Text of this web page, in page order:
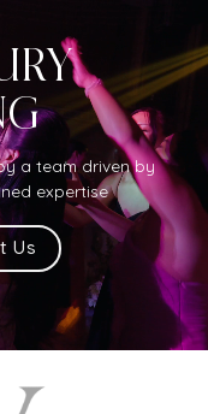
a team driven by
expertise
Us